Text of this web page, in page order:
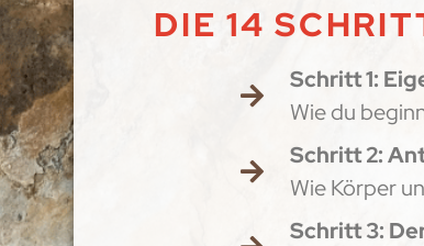
DIE 14
Schritt 1:
Wie du
Schritt 2:
Wie Körper
Schritt 3: